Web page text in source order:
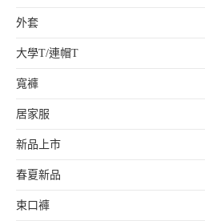
外套
大學T/連帽T
寬褲
居家服
新品上市
春夏新品
束口褲